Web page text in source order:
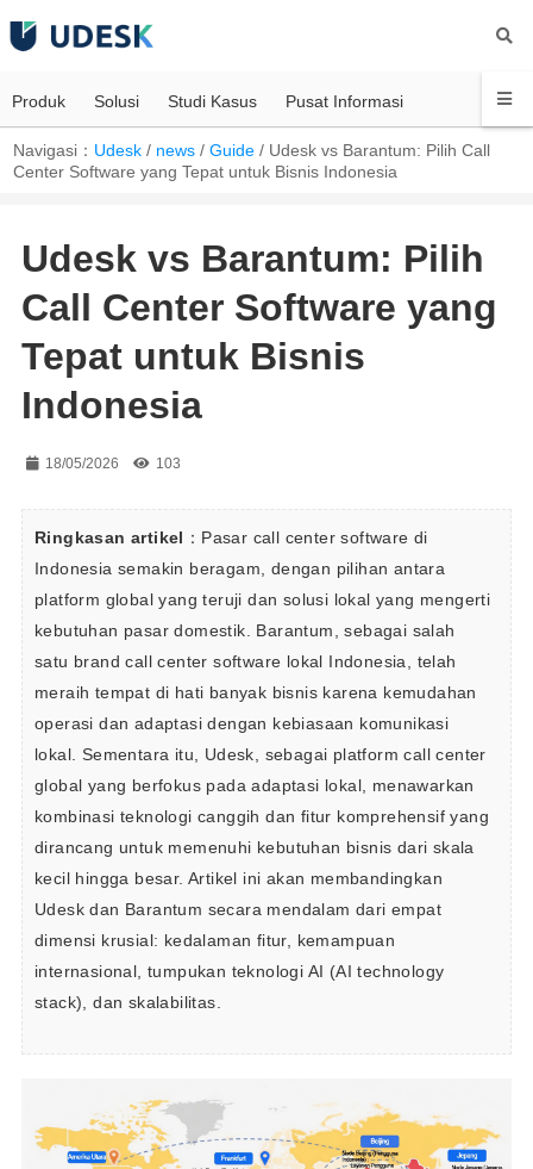
Produk Solusi Studi Kasus Pusat Informasi
Navigasi： Udesk / news /Guide / Udesk vs Barantum: Pilih Call
Center Software yang Tepat untuk Bisnis Indonesia
Udesk vs Barantum: Pilih
Call Center Software yang
Tepat untuk Bisnis
Indonesia
18/05/2026 103
Ringkasan artikel ：Pasar call center software di
Indonesia semakin beragam, dengan pilihan antara
platform global yang teruji dan solusi lokal yang mengerti
kebutuhan pasar domestik. Barantum, sebagai salah
satu brand call center software lokal Indonesia, telah
meraih tempat di hati banyak bisnis karena kemudahan
operasi dan adaptasi dengan kebiasaan komunikasi
lokal. Sementara itu, Udesk, sebagai platform call center
global yang berfokus pada adaptasi lokal, menawarkan
kombinasi teknologi canggih dan fitur komprehensif yang
dirancang untuk memenuhi kebutuhan bisnis dari skala
kecil hingga besar. Artikel ini akan membandingkan
Udesk dan Barantum secara mendalam dari empat
dimensi krusial: kedalaman fitur, kemampuan
internasional, tumpukan teknologi AI (AI technology
stack), dan skalabilitas.